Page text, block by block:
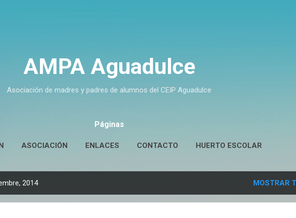
AMPA Aguadulce
Asociación de madres y padres de alumnos del CEIP Aguadulce
Páginas
ASOCIACIÓN ENLACES CONTACTO HUERTO ESCOLAR
2014 MOSTRAR